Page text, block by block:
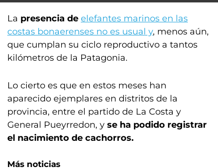
La presencia de elefantes marinos en las
costas bonaerenses no es usual y, menos aún,
que cumplan su ciclo reproductivo a tantos
kilómetros de la Patagonia.
Lo cierto es que en estos meses han
aparecido ejemplares en distritos de la
provincia, entre el partido de La Costa y
General Pueyrredon, y se ha podido registrar
el nacimiento de cachorros.
Más noticias